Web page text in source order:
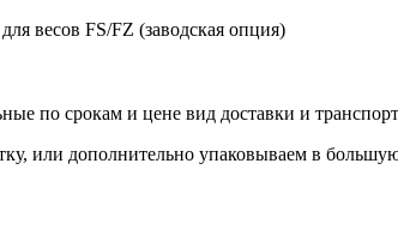
весов FS/FZ (заводская опция)
по срокам и цене вид доставки и
или дополнительно упаковываем в